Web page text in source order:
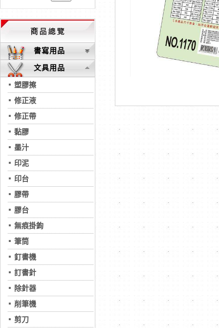
書寫用品
文具用品
塑膠擦
修正液
修正帶
黏膠
墨汁
印泥
印台
膠帶
膠台
無痕掛鉤
筆筒
釘書機
訂書針
除針器
削筆機
剪刀